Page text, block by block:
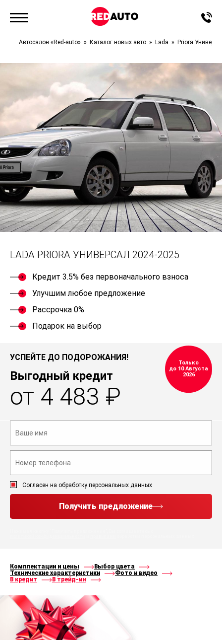
Автосалон «Red-auto» Каталог новых авто Lada Priora
LADA PRIORA УНИВЕРСАЛ 2024-2025
Кредит 3.5% без первоначального взноса
Улучшим любое предложение
Рассрочка 0%
Подарок на выбор
УСПЕЙТЕ ДО ПОДОРОЖАНИЯ!
Выгодный кредит
от 4 483 ₽
Только
до 10 Августа
2026
Согласен на обработку персональных данных
Получить предложение
Комплектации и цены
Выбор цвета
Технические характеристики
Фото и видео
В кредит
В трейд-ин